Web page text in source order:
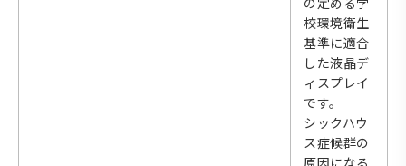
校環境衛生
基準に適合
した液晶デ
ィスプレイ
です。
シックハウ
ス症候群の